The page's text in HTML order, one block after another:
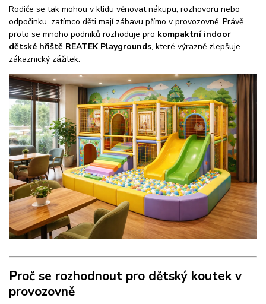
Rodiče se tak mohou v klidu věnovat nákupu, rozhovoru nebo
odpočinku, zatímco děti mají zábavu přímo v provozovně. Právě
proto se mnoho podniků rozhoduje pro kompaktní indoor
dětské hřiště REATEK Playgrounds, které výrazně zlepšuje
zákaznický zážitek.
Proč se rozhodnout pro dětský koutek v
provozovně